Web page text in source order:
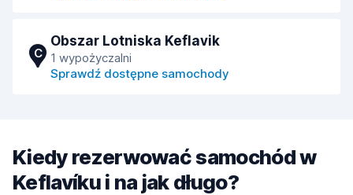
C
Obszar Lotniska Keflavik
1 wypożyczalni
Sprawdź dostępne samochody
Kiedy rezerwować samochód w
Keflavíku i na jak długo?